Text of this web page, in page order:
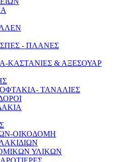
- ΠΛΑΝΕΣ
ΚΑΣΤΑΝΙΕΣ & ΑΞΕΣΟΥΑΡ
ΤΑΝΑΛΙΕΣ
ΟΙΚΟΔΟΜΗ
ΥΛΙΚΩΝ